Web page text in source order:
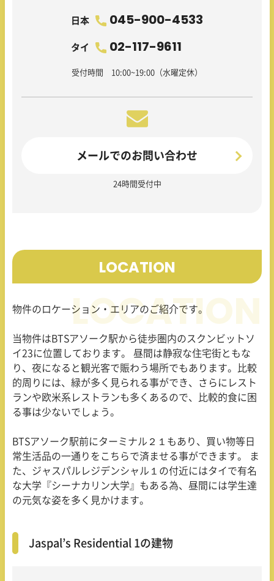
日本 045-900-4533
タイ 02-117-9611
受付時間 10:00~19:00（水曜定休）
メールでのお問い合わせ
24時間受付中
LOCATION
物件のロケーション・エリアのご紹介です。
当物件はBTSアソーク駅から徒歩圏内のスクンビットソ
イ23に位置しております。 昼間は静寂な住宅街ともな
り、夜になると観光客で賑わう場所でもあります。比較
的周りには、緑が多く見られる事ができ、さらにレスト
ランや欧米系レストランも多くあるので、比較的食に困
る事は少ないでしょう。
BTSアソーク駅前にターミナル２１もあり、買い物等日
常生活品の一通りをこちらで済ませる事ができます。 ま
た、ジャスパルレジデンシャル１の付近にはタイで有名
な大学『シーナカリン大学』もある為、昼間には学生達
の元気な姿を多く見かけます。
Jaspal’s Residential 1の建物